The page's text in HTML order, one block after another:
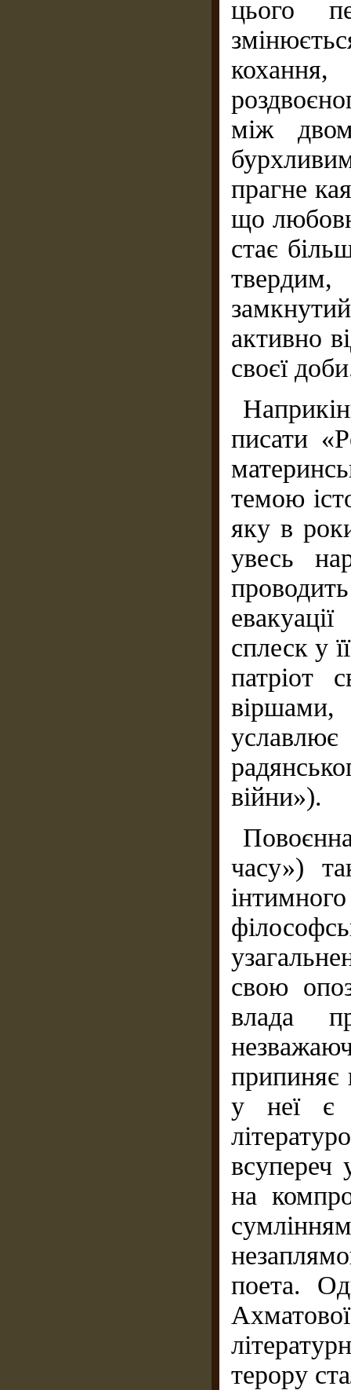
цього
між
прагне
що
стає
активно
своєї
писати
темою
яку в
увесь
сплеск у
патріот
війни»).
часу»)
свою
влада
припиняє
у неї є
всупереч
на
поета.
терору